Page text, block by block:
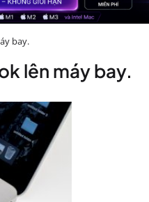
bay.
lên máy bay.